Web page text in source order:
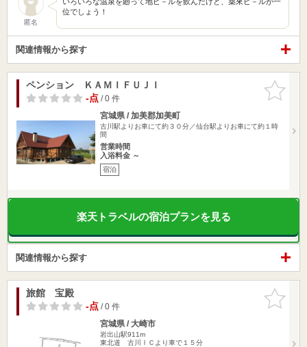
匿名
位でしょう！
関連情報から探す
お気に入
りに追加
ペンション ＫＡＭＩＦＵＪＩ
-点/ 0 件
宮城県 / 加美郡加美町
古川駅よりお車にて約３０分／仙台駅よりお車にて約１時
間
営業時間
入浴料金 ～
宿泊
楽天トラベルの宿泊プランを見る
関連情報から探す
お気に入
りに追加
旅館 宝殿
-点/ 0 件
宮城県 / 大崎市
岩出山駅911m
東北道 古川ＩＣより車で１５分